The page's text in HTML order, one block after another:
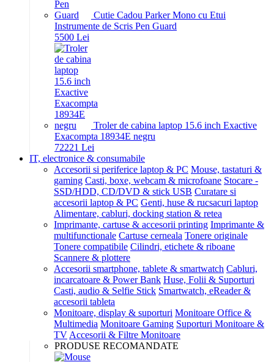
Cutie Cadou Parker Mono cu Etui
Instrumente de Scris Pen Guard
5500 Lei
Troler de cabina laptop 15.6 inch Exactive
Exacompta 18934E negru
72221 Lei
IT, electronice & consumabile
Accesorii si periferice laptop & PC Mouse, tastaturi &
gaming Casti, boxe, webcam & microfoane Stocare -
SSD/HDD, CD/DVD & stick USB Curatare si
accesorii laptop & PC Genti, huse & rucsacuri laptop
Alimentare, cabluri, docking station & retea
Imprimante, cartuse & accesorii printing Imprimante &
multifunctionale Cartuse cerneala Tonere originale
Tonere compatibile Cilindri, etichete & riboane
Scannere & plottere
Accesorii smartphone, tablete & smartwatch Cabluri,
incarcatoare & Power Bank Huse, Folii & Suporturi
Casti, audio & Selfie Stick Smartwatch, eReader &
accesorii tableta
Monitoare, display & suporturi Monitoare Office &
Multimedia Monitoare Gaming Suporturi Monitoare &
TV Accesorii & Filtre Monitoare
PRODUSE RECOMANDATE